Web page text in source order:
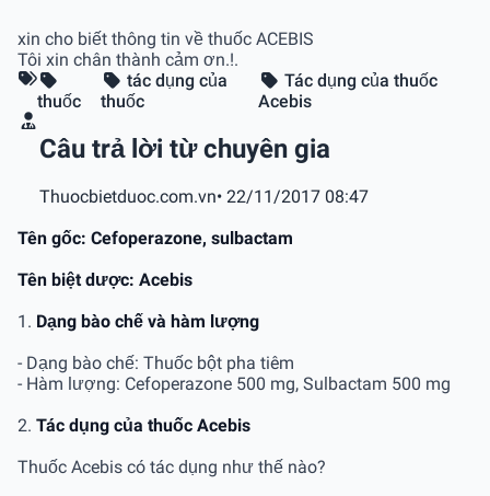
xin cho biết thông tin về thuốc ACEBIS
Tôi xin chân thành cảm ơn.!.
thuốc
tác dụng của
thuốc
Tác dụng của thuốc
Acebis
Câu trả lời từ chuyên gia
Thuocbietduoc.com.vn• 22/11/2017 08:47
Tên gốc: Cefoperazone, sulbactam
Tên biệt dược: Acebis
1. Dạng bào chế và hàm lượng
- Dạng bào chế: Thuốc bột pha tiêm
- Hàm lượng: Cefoperazone 500 mg, Sulbactam 500 mg
2. Tác dụng của thuốc Acebis
Thuốc Acebis có tác dụng như thế nào?